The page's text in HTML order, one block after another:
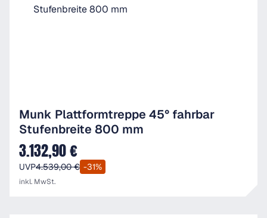
Munk Plattformtreppe 45° fahrbar
Stufenbreite 800 mm
Verkaufspreis:
3.132,90 €
UVP4.539,00 € -31%
inkl. MwSt.